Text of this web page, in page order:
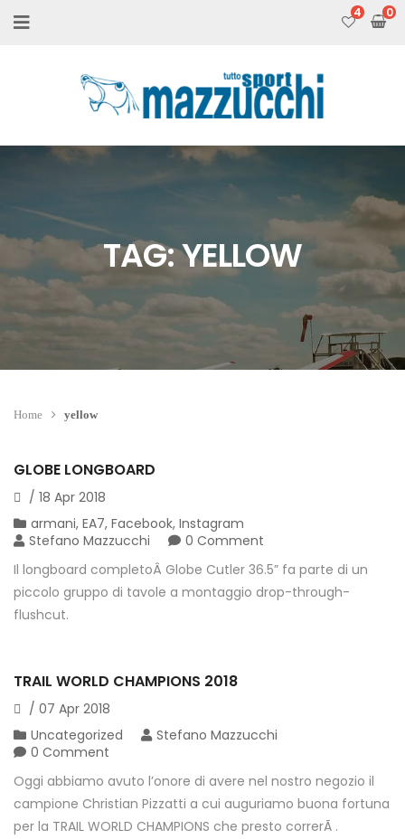
4
TAG:YELLOW
Home yellow
GLOBE LONGBOARD
/ 18 Apr 2018
armani, EA7, Facebook, Instagram
Stefano Mazzucchi
0 Comment
Il longboard completoÂ Globe Cutler 36.5” fa parte di un
piccolo gruppo di tavole a montaggio drop-through-
flushcut.
TRAIL WORLD CHAMPIONS 2018
/ 07 Apr 2018
Uncategorized
Stefano Mazzucchi
0 Comment
Oggi abbiamo avuto l’onore di avere nel nostro negozio il
campione Christian Pizzatti a cui auguriamo buona fortuna
per la TRAIL WORLD CHAMPIONS che presto correrÃ .